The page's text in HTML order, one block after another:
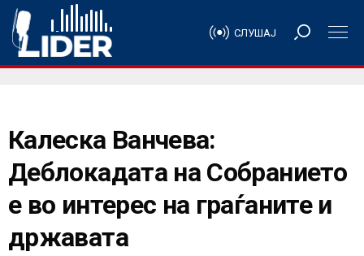
СЛУШАЈ
Калеска Ванчева:
Деблокадата на Собранието
е во интерес на граѓаните и
државата